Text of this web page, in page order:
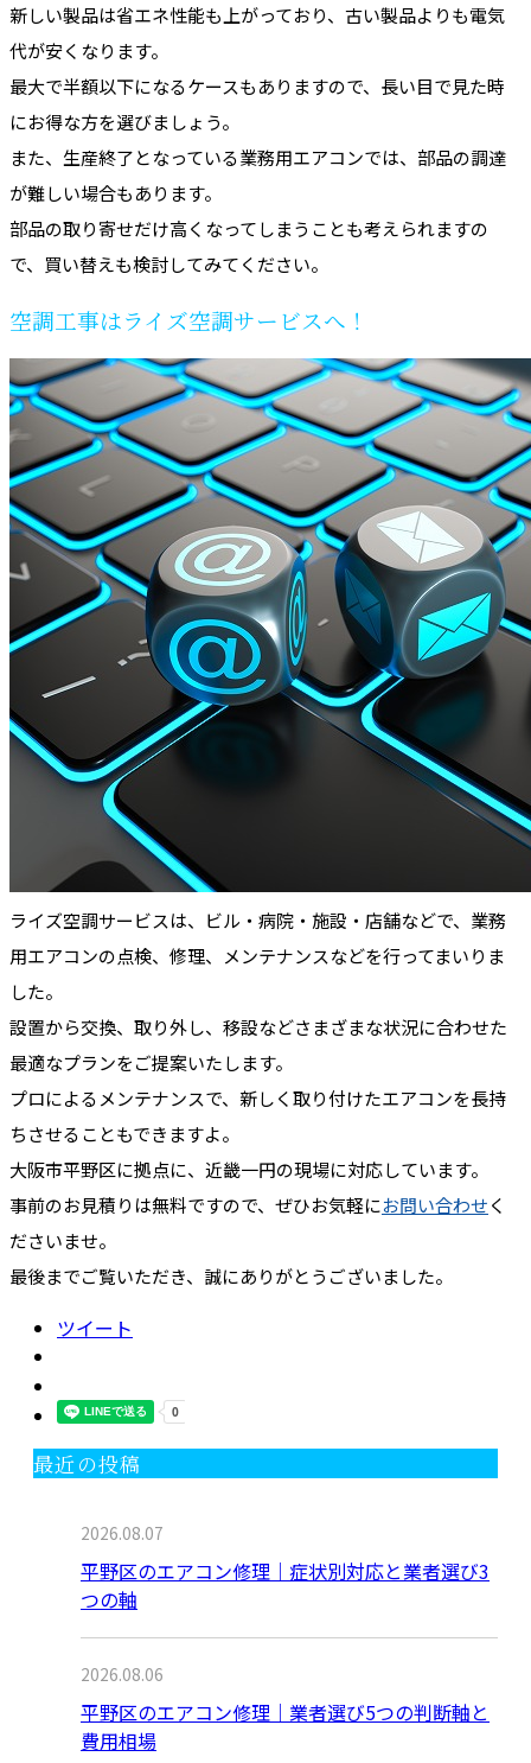
新しい製品は省エネ性能も上がっており、古い製品よりも電気
代が安くなります。
最大で半額以下になるケースもありますので、長い目で見た時
にお得な方を選びましょう。
また、生産終了となっている業務用エアコンでは、部品の調達
が難しい場合もあります。
部品の取り寄せだけ高くなってしまうことも考えられますの
で、買い替えも検討してみてください。
空調工事はライズ空調サービスへ！
ライズ空調サービスは、ビル・病院・施設・店舗などで、業務
用エアコンの点検、修理、メンテナンスなどを行ってまいりま
した。
設置から交換、取り外し、移設などさまざまな状況に合わせた
最適なプランをご提案いたします。
プロによるメンテナンスで、新しく取り付けたエアコンを長持
ちさせることもできますよ。
大阪市平野区に拠点に、近畿一円の現場に対応しています。
事前のお見積りは無料ですので、ぜひお気軽にお問い合わせく
ださいませ。
最後までご覧いただき、誠にありがとうございました。
ツイート
最近の投稿
2026.08.07
平野区のエアコン修理｜症状別対応と業者選び3
つの軸
2026.08.06
平野区のエアコン修理｜業者選び5つの判断軸と
費用相場